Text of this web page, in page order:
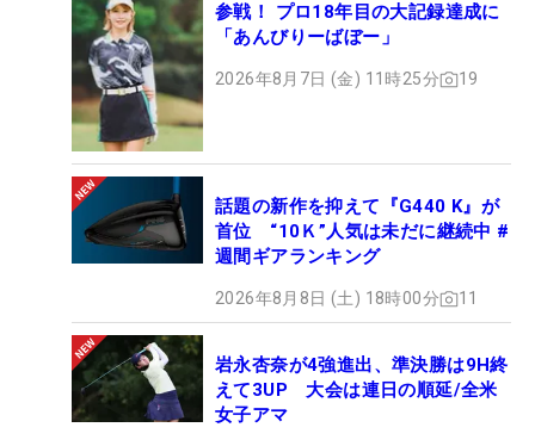
参戦！ プロ18年目の大記録達成に
「あんびりーばぼー」
2026年8月7日 (金) 11時25分 19
話題の新作を抑えて『G440 K』が
首位 “10Ｋ”人気は未だに継続中 #
週間ギアランキング
2026年8月8日 (土) 18時00分 11
岩永杏奈が4強進出、準決勝は9H終
えて3UP 大会は連日の順延/全米
女子アマ